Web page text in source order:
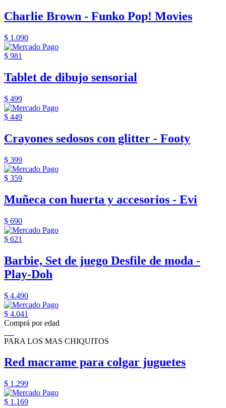
Charlie Brown - Funko Pop! Movies
$ 1.090
$ 981
Tablet de dibujo sensorial
$ 499
$ 449
Crayones sedosos con glitter - Footy
$ 399
$ 359
Muñeca con huerta y accesorios - Evi
$ 690
$ 621
Barbie, Set de juego Desfile de moda -
Play-Doh
$ 4.490
$ 4.041
Comprá por edad
PARA LOS MAS CHIQUITOS
Red macrame para colgar juguetes
$ 1.299
$ 1.169